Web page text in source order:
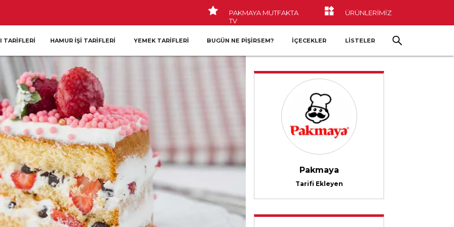
PAKMAYA MUTFAKTA
TV
ÜRÜNLERİMİZ
TARIFLERI HAMUR İŞI TARIFLERI YEMEK TARIFLERI BUGÜN NE PIŞIRSEM? İÇECEKLER LİSTELER
Pakmaya
Tarifi Ekleyen